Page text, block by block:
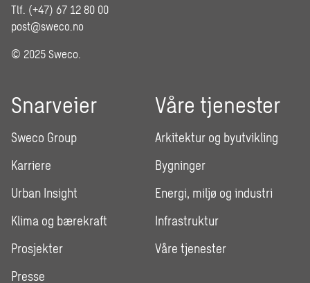
Tlf. (+47) 67 12 80 00
post@sweco.no
© 2025 Sweco.
Snarveier
Sweco Group
Karriere
Urban Insight
Klima og bærekraft
Prosjekter
Presse
Våre tjenester
Arkitektur og byutvikling
Bygninger
Energi, miljø og industri
Infrastruktur
Våre tjenester